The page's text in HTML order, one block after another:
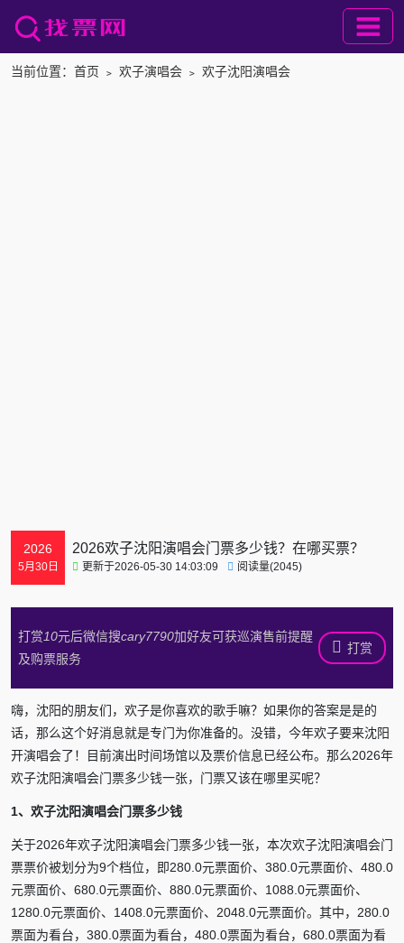
当前位置： 首页 ﹥ 欢子演唱会 ﹥ 欢子沈阳演唱会
2026
5月30日
2026欢子沈阳演唱会门票多少钱？在哪买票？
更新于2026-05-30 14:03:09 阅读量(2045)
打赏10元后微信搜cary7790加好友可获巡演售前提醒
及购票服务
打赏
嗨，沈阳的朋友们，欢子是你喜欢的歌手嘛？如果你的答案是是的
话，那么这个好消息就是专门为你准备的。没错，今年欢子要来沈阳
开演唱会了！目前演出时间场馆以及票价信息已经公布。那么2026年
欢子沈阳演唱会门票多少钱一张，门票又该在哪里买呢？
1、欢子沈阳演唱会门票多少钱
关于2026年欢子沈阳演唱会门票多少钱一张，本次欢子沈阳演唱会门
票票价被划分为9个档位，即280.0元票面价、380.0元票面价、480.0
元票面价、680.0元票面价、880.0元票面价、1088.0元票面价、
1280.0元票面价、1408.0元票面价、2048.0元票面价。其中，280.0
票面为看台，380.0票面为看台，480.0票面为看台，680.0票面为看